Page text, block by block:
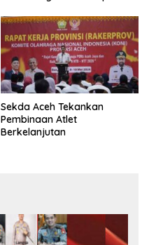
Sekda Aceh Tekankan
Pembinaan Atlet
Berkelanjutan